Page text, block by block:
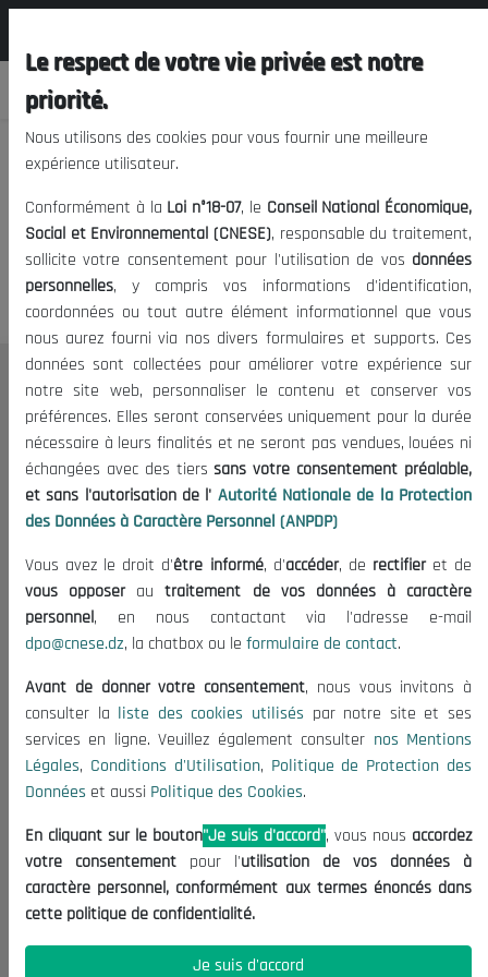
Nous vous prions de nous
excuser, mais l'accès à ce
contenu est restreint.
Le CNESE
A Propos
Le président
Organisation
Publications
Informations utiles
Appels d'offres et Consultations
Mentions Légales
Conditions d'Utilisation
Politique de Protection des Données
Politique des Cookies
Nous Contacter
(+213) 021 98 01 00|01|02
contact@cnese.dz
Suggestions ou Initiatives ?
Newsletter
dernières nouvelles.
Le respect de votre vie privée est notre
priorité.
Nous utilisons des cookies pour vous fournir une meilleure
expérience utilisateur.
Conformément à la Loi n°18-07, le Conseil National Économique,
Social et Environnemental (CNESE), responsable du traitement,
sollicite votre consentement pour l'utilisation de vos données
personnelles, y compris vos informations d'identification,
coordonnées ou tout autre élément informationnel que vous
nous aurez fourni via nos divers formulaires et supports. Ces
données sont collectées pour améliorer votre expérience sur
notre site web, personnaliser le contenu et conserver vos
préférences. Elles seront conservées uniquement pour la durée
nécessaire à leurs finalités et ne seront pas vendues, louées ni
échangées avec des tierssans votre consentement préalable,
et sans l'autorisation de l' Autorité Nationale de la Protection
des Données à Caractère Personnel (ANPDP)
Vous avez le droit d'être informé, d'accéder, de rectifieret de
vous opposerautraitement de vos données à caractère
personnel, en nous contactant via l'adresse e-mail
dpo@cnese.dz, la chatbox ou le formulaire de contact.
Avant de donner votre consentement, nous vous invitons à
consulter la liste des cookies utilisés par notre site et ses
services en ligne. Veuillez également consulter nos Mentions
Légales, Conditions d'Utilisation, Politique de Protection des
Données et aussi Politique des Cookies.
En cliquant sur le bouton"Je suis d'accord", vous nous accordez
votre consentement pour l'utilisation de vos données à
caractère personnel, conformément aux termes énoncés dans
cette politique de confidentialité.
Je suis d'accord